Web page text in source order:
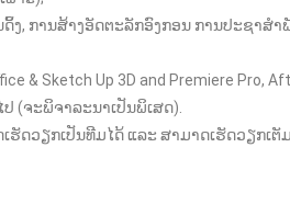
, ການສ້າງອັດຕະລັກອົງກອນ ການປະຊາສໍ
& Sketch Up 3D and Premiere Pro,
(ຈະພິຈາລະນາເປັນພິເສດ).
ຽກເປັນທີມໄດ້ ແລະ ສາມາດເຮັດວຽກເຕັມ